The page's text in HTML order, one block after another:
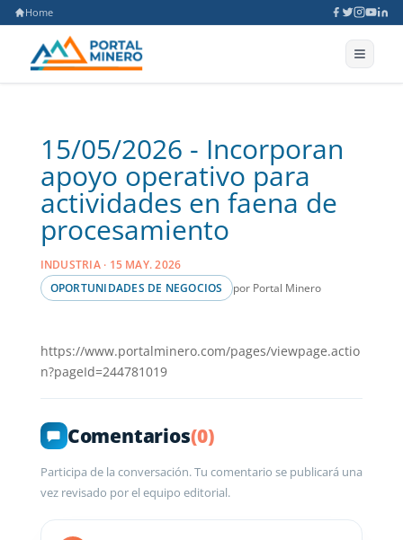
Home
15/05/2026 - Incorporan
apoyo operativo para
actividades en faena de
procesamiento
INDUSTRIA · 15 MAY. 2026
OPORTUNIDADES DE NEGOCIOS
por Portal Minero
https://www.portalminero.com/pages/viewpage.actio
n?pageId=244781019
Comentarios(0)
Participa de la conversación. Tu comentario se publicará una
vez revisado por el equipo editorial.